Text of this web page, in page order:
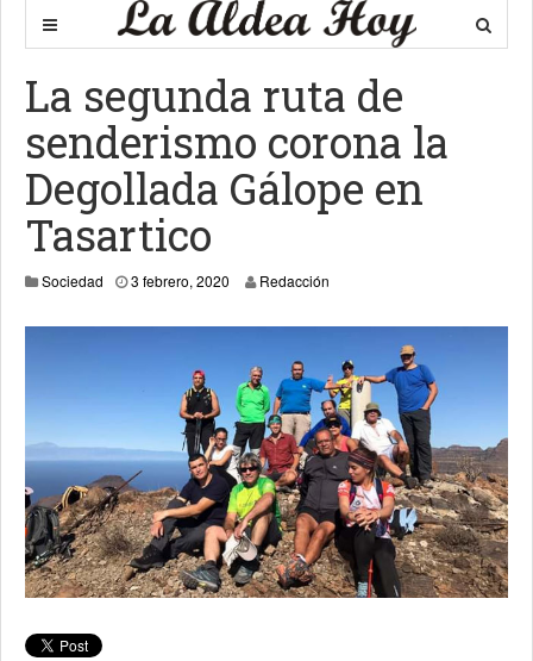
La segunda ruta de
senderismo corona la
Degollada Gálope en
Tasartico
Sociedad 3 febrero, 2020 3 febrero, 2020
Redacción